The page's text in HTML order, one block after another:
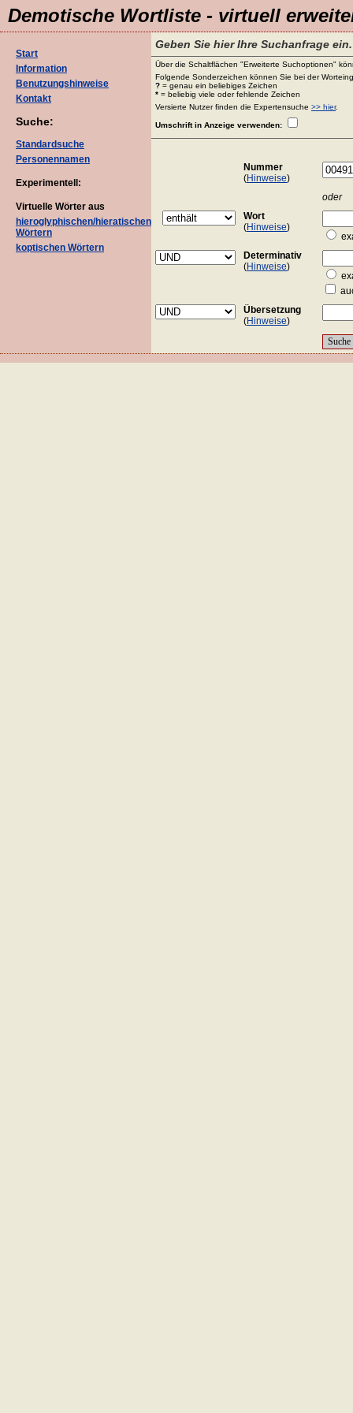
Demotische Wortliste - virtuell
Start
Information
Benutzungshinweise
Kontakt
Suche:
Standardsuche
Personennamen
Experimentell:
Virtuelle Wörter aus
hieroglyphischen/hieratischen
Wörtern
koptischen Wörtern
Geben Sie hier Ihre Suchanfrage ein.
Über die Schaltflächen "Erweiterte Suchoptionen"
Folgende Sonderzeichen können Sie bei der
? = genau ein beliebiges Zeichen
* = beliebig viele oder fehlende Zeichen
Versierte Nutzer finden die Expertensuche >> hier.
Umschrift in Anzeige verwenden:
Nummer
(Hinweise)
oder
Wort
(Hinweise)
Determinativ
(Hinweise)
Übersetzung
(Hinweise)